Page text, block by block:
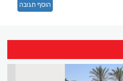
הוסף תגובה